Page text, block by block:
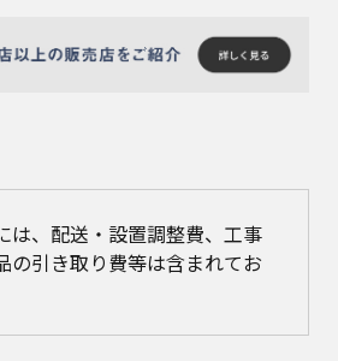
は、配送・設置調整費、工事
の引き取り費等は含まれてお